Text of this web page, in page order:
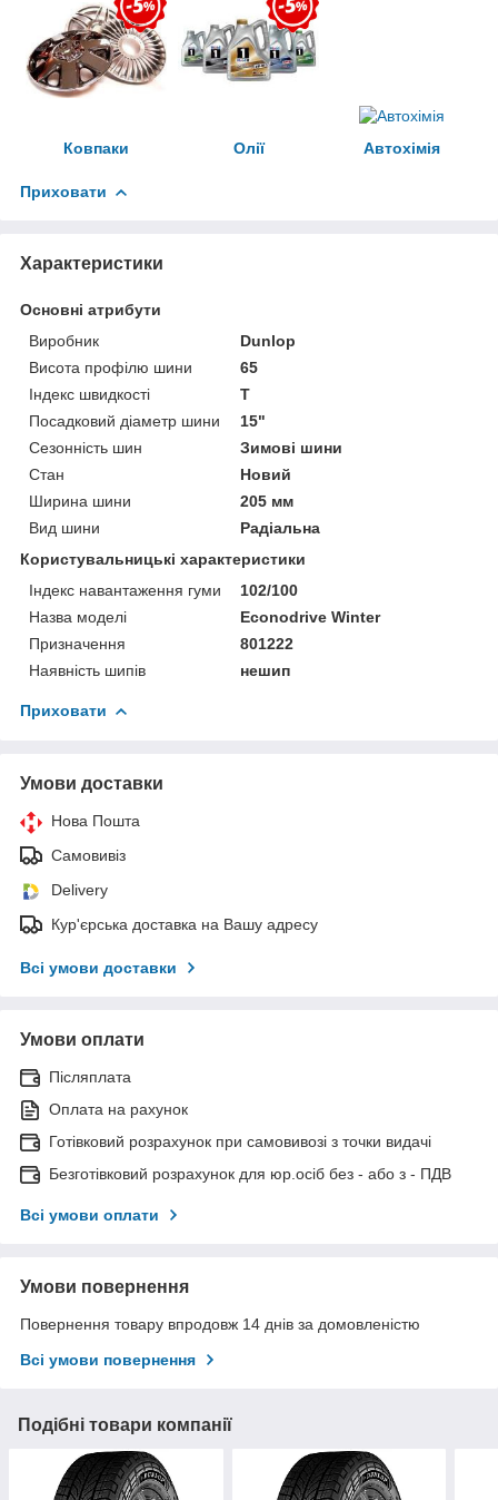
Ковпаки Олії Автохімія
Приховати
Характеристики
Основні атрибути
Виробник
Dunlop
Висота профілю шини
65
Індекс швидкості
T
Посадковий діаметр шини
15"
Сезонність шин
Зимові шини
Стан
Новий
Ширина шини
205 мм
Вид шини
Радіальна
Користувальницькі характеристики
Індекс навантаження гуми
102/100
Назва моделі
Econodrive Winter
Призначення
801222
Наявність шипів
нешип
Приховати
Умови доставки
Нова Пошта
Самовивіз
Delivery
Кур'єрська доставка на Вашу адресу
Всі умови доставки
Умови оплати
Післяплата
Оплата на рахунок
Готівковий розрахунок при самовивозі з точки видачі
Безготівковий розрахунок для юр.осіб без - або з - ПДВ
Всі умови оплати
Умови повернення
Повернення товару впродовж 14 днів за домовленістю
Всі умови повернення
Подібні товари компанії